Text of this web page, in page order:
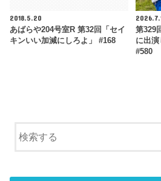
2018.5.20
あばらや204号室R 第32回「セイ
キンいい加減にしろよ」 #168
第329
に出演
#580